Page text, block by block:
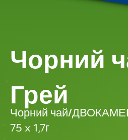
Чорний
Грей
Чорний чай/
75 x 1,7г